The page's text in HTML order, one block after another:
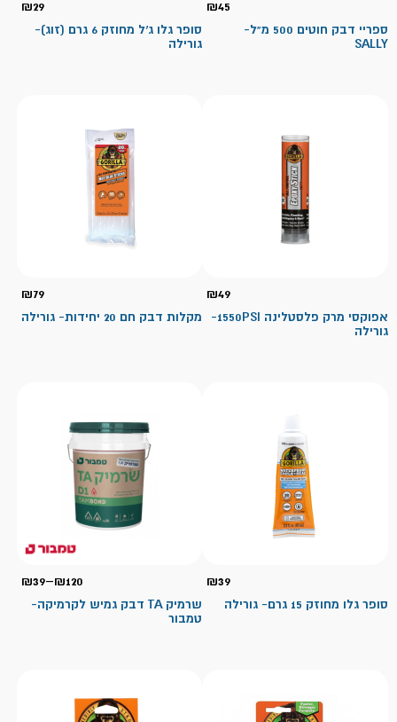
₪45
ספריי דבק חוטים 500 מ"ל-
SALLY
₪29
סופר גלו ג'ל מחוזק 6 גרם (זוג)-
גורילה
₪49
אפוקסי מרק פלסטלינה 1550PSI-
גורילה
₪79
מקלות דבק חם 20 יחידות- גורילה
₪39
סופר גלו מחוזק 15 גרם- גורילה
₪39–₪120
שרמיק TA דבק גמיש לקרמיקה-
טמבור